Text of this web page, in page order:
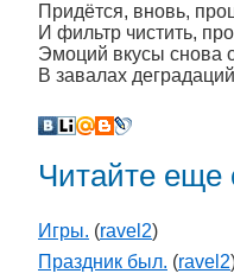
Придётся, вновь,
И фильтр чистить,
Эмоций вкусы снова
В завалах
Читайте еще
Игры. (ravel2)
Праздник был. (ravel2